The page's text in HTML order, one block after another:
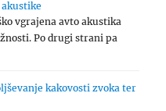
vgrajena avto akustika
Po drugi strani pa
kakovosti zvoka ter